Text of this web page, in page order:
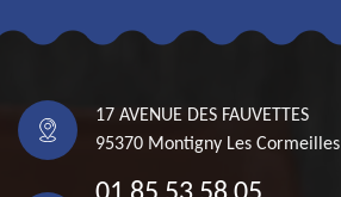
17 AVENUE DES FAUVETTES
95370 Montigny Les Cormeilles